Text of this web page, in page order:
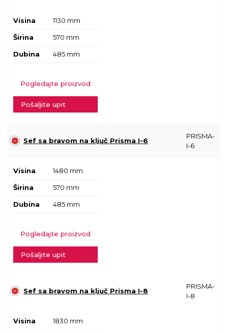
Visina 1130 mm
Širina 570 mm
Dubina 485 mm
Pogledajte proizvod
Pošaljite upit
Sef sa bravom na ključ Prisma I-6
PRISMA-
I-6
Visina 1480 mm
Širina 570 mm
Dubina 485 mm
Pogledajte proizvod
Pošaljite upit
Sef sa bravom na ključ Prisma I-8
PRISMA-
I-8
Visina 1830 mm